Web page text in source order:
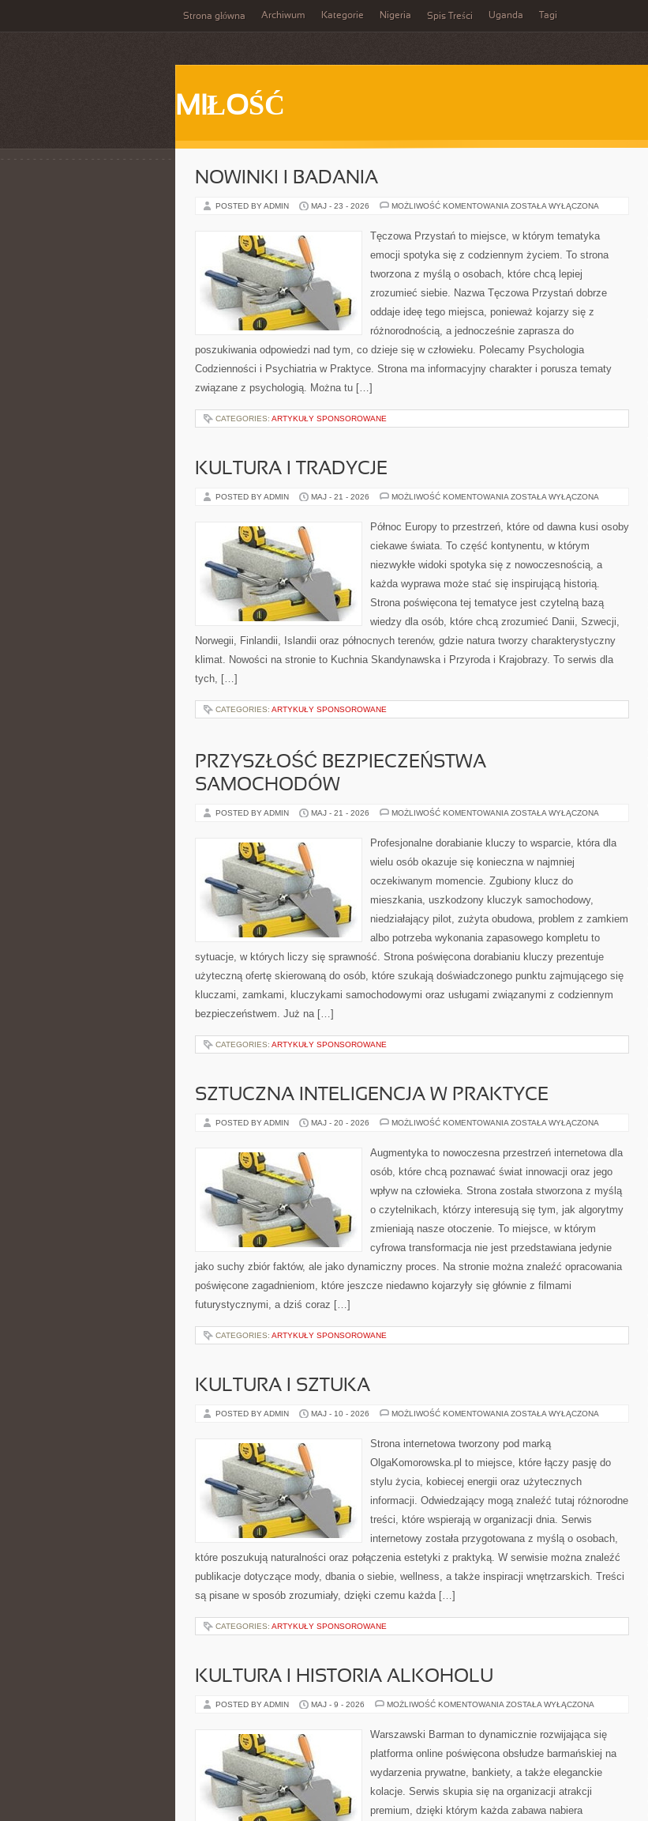
Strona główna Archiwum Kategorie Nigeria Spis Treści Uganda Tagi
MIŁOŚĆ
NOWINKI I BADANIA
POSTED BY ADMIN MAJ - 23 - 2026 MOŻLIWOŚĆ KOMENTOWANIA NOWINKI
ZOSTAŁA WYŁĄCZONA
Tęczowa Przystań to miejsce, w którym tematyka
emocji spotyka się z codziennym życiem. To strona
tworzona z myślą o osobach, które chcą lepiej
zrozumieć siebie. Nazwa Tęczowa Przystań dobrze
oddaje ideę tego miejsca, ponieważ kojarzy się z
różnorodnością, a jednocześnie zaprasza do
poszukiwania odpowiedzi nad tym, co dzieje się w człowieku. Polecamy Psychologia
Codzienności i Psychiatria w Praktyce. Strona ma informacyjny charakter i porusza tematy
związane z psychologią. Można tu […]
CATEGORIES: ARTYKUŁY SPONSOROWANE
KULTURA I TRADYCJE
POSTED BY ADMIN MAJ - 21 - 2026 MOŻLIWOŚĆ KOMENTOWANIA KULTURA
ZOSTAŁA WYŁĄCZONA
Północ Europy to przestrzeń, które od dawna kusi osoby
ciekawe świata. To część kontynentu, w którym
niezwykłe widoki spotyka się z nowoczesnością, a
każda wyprawa może stać się inspirującą historią.
Strona poświęcona tej tematyce jest czytelną bazą
wiedzy dla osób, które chcą zrozumieć Danii, Szwecji,
Norwegii, Finlandii, Islandii oraz północnych terenów, gdzie natura tworzy charakterystyczny
klimat. Nowości na stronie to Kuchnia Skandynawska i Przyroda i Krajobrazy. To serwis dla
tych, […]
CATEGORIES: ARTYKUŁY SPONSOROWANE
PRZYSZŁOŚĆ BEZPIECZEŃSTWA
SAMOCHODÓW
POSTED BY ADMIN MAJ - 21 - 2026 MOŻLIWOŚĆ KOMENTOWANIA PRZYSZŁOŚĆ
ZOSTAŁA WYŁĄCZONA
Profesjonalne dorabianie kluczy to wsparcie, która dla
wielu osób okazuje się konieczna w najmniej
oczekiwanym momencie. Zgubiony klucz do
mieszkania, uszkodzony kluczyk samochodowy,
niedziałający pilot, zużyta obudowa, problem z zamkiem
albo potrzeba wykonania zapasowego kompletu to
sytuacje, w których liczy się sprawność. Strona poświęcona dorabianiu kluczy prezentuje
użyteczną ofertę skierowaną do osób, które szukają doświadczonego punktu zajmującego się
kluczami, zamkami, kluczykami samochodowymi oraz usługami związanymi z codziennym
bezpieczeństwem. Już na […]
CATEGORIES: ARTYKUŁY SPONSOROWANE
SZTUCZNA INTELIGENCJA W PRAKTYCE
POSTED BY ADMIN MAJ - 20 - 2026 MOŻLIWOŚĆ KOMENTOWANIA SZTUCZNA
PRAKTYCE
ZOSTAŁA WYŁĄCZONA
Augmentyka to nowoczesna przestrzeń internetowa dla
osób, które chcą poznawać świat innowacji oraz jego
wpływ na człowieka. Strona została stworzona z myślą
o czytelnikach, którzy interesują się tym, jak algorytmy
zmieniają nasze otoczenie. To miejsce, w którym
cyfrowa transformacja nie jest przedstawiana jedynie
jako suchy zbiór faktów, ale jako dynamiczny proces. Na stronie można znaleźć opracowania
poświęcone zagadnieniom, które jeszcze niedawno kojarzyły się głównie z filmami
futurystycznymi, a dziś coraz […]
CATEGORIES: ARTYKUŁY SPONSOROWANE
KULTURA I SZTUKA
POSTED BY ADMIN MAJ - 10 - 2026 MOŻLIWOŚĆ KOMENTOWANIA KULTURA
ZOSTAŁA WYŁĄCZONA
Strona internetowa tworzony pod marką
OlgaKomorowska.pl to miejsce, które łączy pasję do
stylu życia, kobiecej energii oraz użytecznych
informacji. Odwiedzający mogą znaleźć tutaj różnorodne
treści, które wspierają w organizacji dnia. Serwis
internetowy została przygotowana z myślą o osobach,
które poszukują naturalności oraz połączenia estetyki z praktyką. W serwisie można znaleźć
publikacje dotyczące mody, dbania o siebie, wellness, a także inspiracji wnętrzarskich. Treści
są pisane w sposób zrozumiały, dzięki czemu każda […]
CATEGORIES: ARTYKUŁY SPONSOROWANE
KULTURA I HISTORIA ALKOHOLU
POSTED BY ADMIN MAJ - 9 - 2026 MOŻLIWOŚĆ KOMENTOWANIA KULTURA
ALKOHOLU
ZOSTAŁA WYŁĄCZONA
Warszawski Barman to dynamicznie rozwijająca się
platforma online poświęcona obsłudze barmańskiej na
wydarzenia prywatne, bankiety, a także eleganckie
kolacje. Serwis skupia się na organizacji atrakcji
premium, dzięki którym każda zabawa nabiera